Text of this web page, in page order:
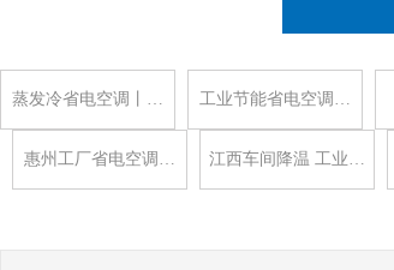
蒸发冷省电空调丨… 工业节能省电空调…
惠州工厂省电空调… 江西车间降温 工业…